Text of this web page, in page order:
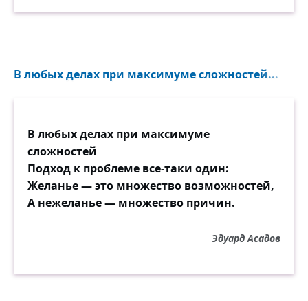
В любых делах при максимуме сложностей...
В любых делах при максимуме
сложностей
Подход к проблеме все-таки один:
Желанье — это множество возможностей,
А нежеланье — множество причин.
Эдуард Асадов